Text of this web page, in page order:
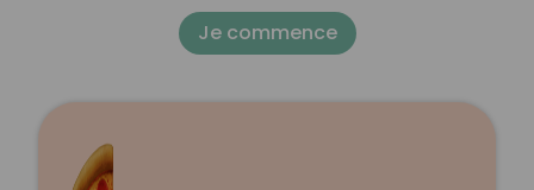
Je commence